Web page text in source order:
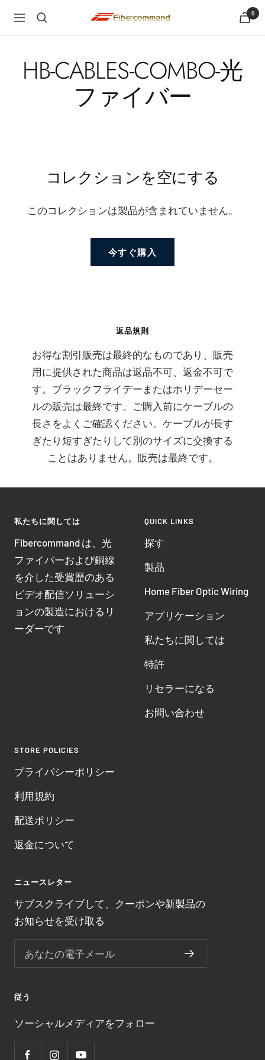
ナ
ビ
shopfibercommand
0
HB-CABLES-COMBO-光
ファイバー
コレクションを空にする
このコレクションは製品が含まれていません。
今すぐ購入
返品規則
お得な割引販売は最終的なものであり、販売
用に提供された商品は返品不可、返金不可で
す。ブラックフライデーまたはホリデーセー
ルの販売は最終です。ご購入前にケーブルの
長さをよくご確認ください。ケーブルが長す
ぎたり短すぎたりして別のサイズに交換する
ことはありません。販売は最終です。
私たちに関しては
Fibercommand は、光
ファイバーおよび銅線
を介した受賞歴のある
ビデオ配信ソリューシ
ョンの製造におけるリ
ーダーです
QUICK LINKS
探す
製品
Home Fiber Optic Wiring
アプリケーション
私たちに関しては
特許
リセラーになる
お問い合わせ
STORE POLICIES
プライバシーポリシー
利用規約
配送ポリシー
返金について
ニュースレター
サブスクライブして、クーポンや新製品の
お知らせを受け取る
あなたの電子メール
従う
ソーシャルメディアをフォロー